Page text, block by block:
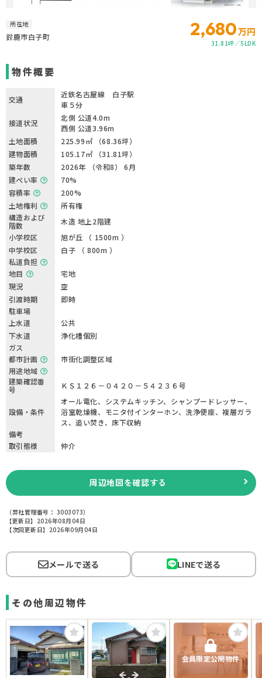
所在地
鈴鹿市白子町 2,680万円
31.81坪 5LDK
物件概要
交通
近鉄名古屋線 白子駅
車５分
接道状況
北側 公道4.0m
西側 公道3.96m
土地面積
225.99㎡ （68.36坪）
建物面積
105.17㎡ （31.81坪）
築年数
2026年 （令和8） 6月
建ぺい率
70%
容積率
200%
土地権利
所有権
構造および
階数
木造 地上2階建
小学校区
旭が丘 （ 1500m ）
中学校区
白子 （ 800m ）
私道負担
地目
宅地
現況
空
引渡時期
即時
駐車場
上水道
公共
下水道
浄化槽個別
ガス
都市計画
市街化調整区域
用途地域
建築確認番
号
ＫＳ１２６－０４２０－５４２３６号
設備・条件
オール電化、システムキッチン、シャンプードレッサー、
浴室乾燥機、モニタ付インターホン、洗浄便座、複層ガラ
ス、追い焚き、床下収納
備考
取引態様
仲介
周辺地図を確認する
（弊社管理番号： 3003073）
【更新日】2026年08月04日
【次回更新日】2026年09月04日
メールで送る LINEで送る
その他周辺物件
会員限定公開物件